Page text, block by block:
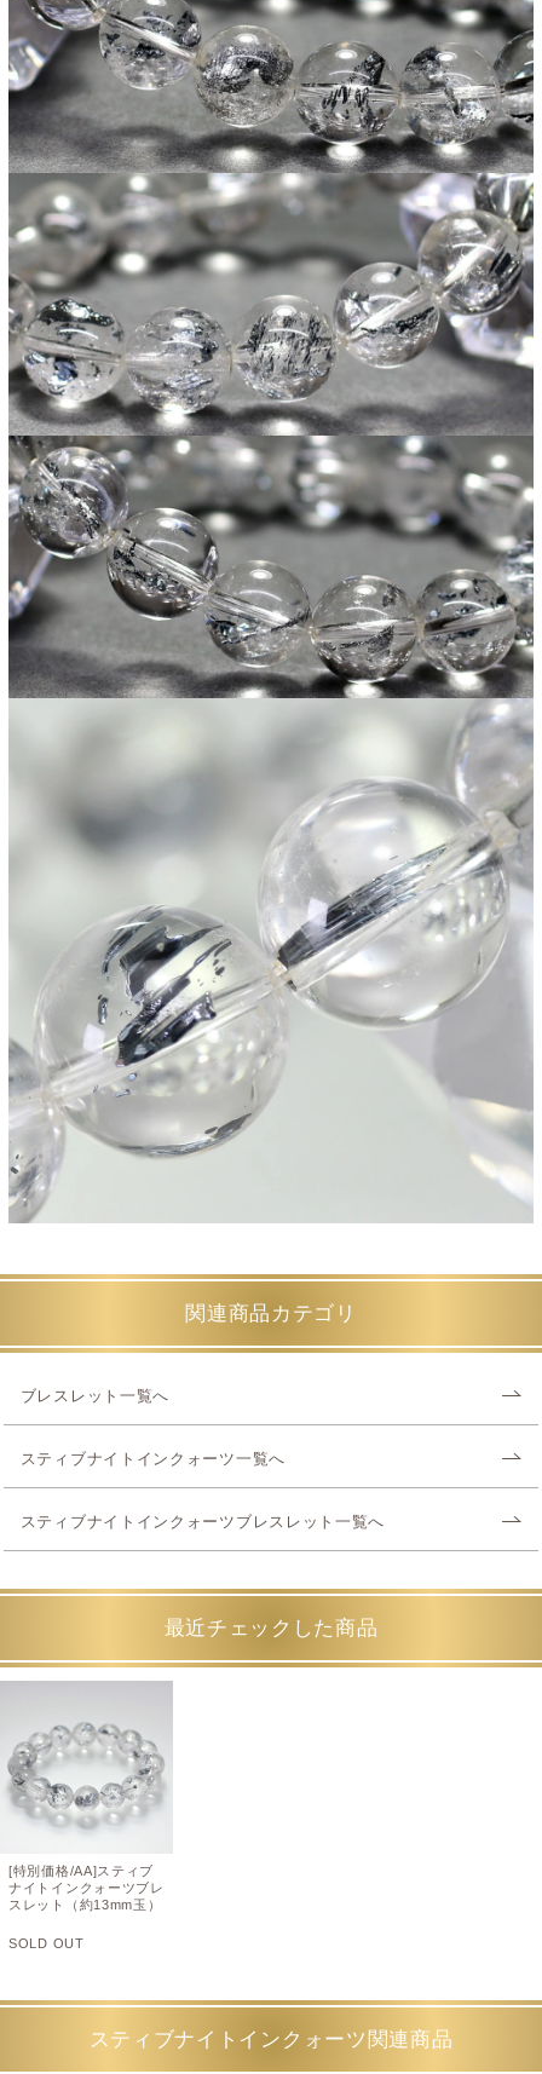
関連商品カテゴリ
ブレスレット一覧へ
スティブナイトインクォーツ一覧へ
スティブナイトインクォーツブレスレット一覧へ
最近チェックした商品
[特別価格/AA]スティブ
ナイトインクォーツブレ
スレット（約13mm玉）
SOLD OUT
スティブナイトインクォーツ関連商品